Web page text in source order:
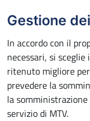
Gestione
In accordo con il
necessari, si
ritenuto migliore
prevedere la
la
servizio di MTV.